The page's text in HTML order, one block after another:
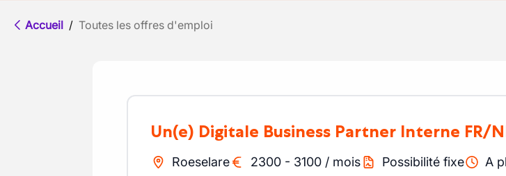
Accueil / Toutes les offres d'emploi
Un(e) Digitale Business Partner Interne FR/
Roeselare 2300 - 3100 / mois Possibilité fixe A